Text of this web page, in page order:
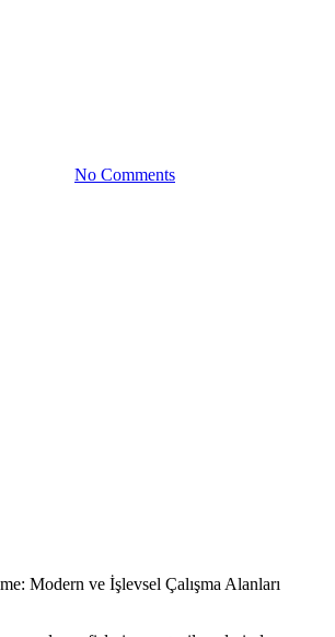
2024 No Comments
Modern ve İşlevsel Çalışma Alanları